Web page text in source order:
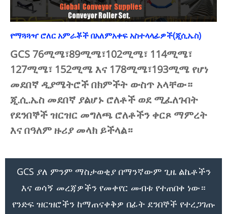
የማጓጓዣ ሮለር አምራቾች በአለምአቀፍ አስተላላፊዎች(ጂሲኤስ)
GCS 76ሚሜ፣89ሚሜ፣102ሚሜ፣ 114ሚሜ፣
127ሚሜ፣ 152ሚሜ እና 178ሚሜ፣193ሚሜ የሆነ
መደበኛ ዲያሜትሮች በክምችት ውስጥ አላቸው።
ጂ.ሲ.ኤስ መደበኛ ያልሆኑ ሮለቶች ወደ ሚፈለጉበት
የደንበኞች ዝርዝር መግለጫ ሮለቶችን ቀርጾ ማምረት
እና በዓለም ዙሪያ መላክ ይችላል።
GCS ያለ ምንም ማስታወቂያ በማንኛውም ጊዜ ልኬቶችን
እና ወሳኝ መረጃዎችን የመቀየር መብቱ የተጠበቀ ነው።
የንድፍ ዝርዝሮችን ከማጠናቀቅዎ በፊት ደንበኞች የተረጋገጡ